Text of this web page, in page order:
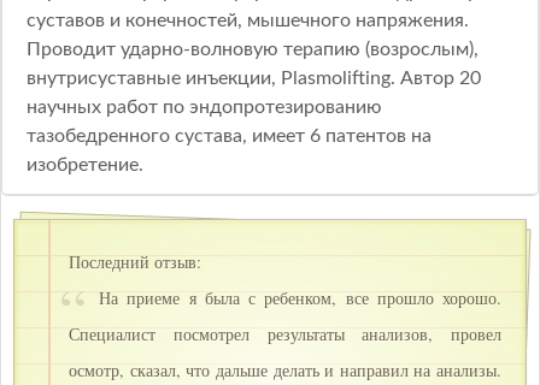
суставов и конечностей, мышечного напряжения.
Проводит ударно-волновую терапию (возрослым),
внутрисуставные инъекции, Plasmolifting. Автор 20
научных работ по эндопротезированию
тазобедренного сустава, имеет 6 патентов на
изобретение.
Последний отзыв:
На приеме я была с ребенком, все прошло хорошо.
Специалист посмотрел результаты анализов, провел
осмотр, сказал, что дальше делать и направил на анализы.